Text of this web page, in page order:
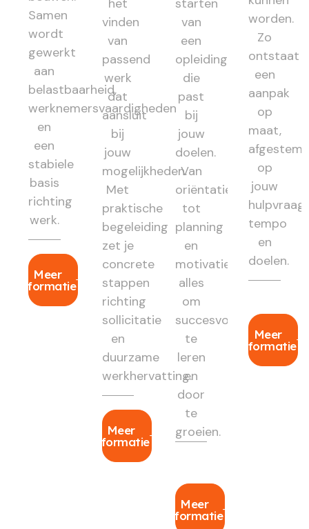
Samen
wordt
gewerkt
aan
belastbaarheid,
werknemersvaardigheden
en
een
stabiele
basis
richting
werk.
Meer
informatie
het
vinden
van
passend
werk
dat
aansluit
bij
jouw
mogelijkheden.
Met
praktische
begeleiding
zet je
concrete
stappen
richting
sollicitatie
en
duurzame
werkhervatting.
Meer
informatie
starten
van
een
opleiding
die
past
bij
jouw
doelen.
Van
oriëntatie
tot
planning
en
motivatie:
alles
om
succesvol
te
leren
en
door
te
groeien.
Meer
informatie
worden.
Zo
ontstaat
een
aanpak
op
maat,
op
jouw
hulpvraag,
tempo
en
doelen.
Meer
informatie